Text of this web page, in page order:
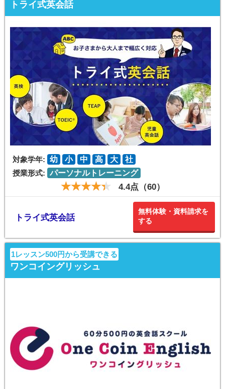
トライ式英会話
対象学年: 幼 小 中 高 大
社
授業形式: パーソナルトレーニング
4.4点（60）
トライ式英会話
無料体験・資料請求を
する
1レッスン500円から受講できる
ワンコイングリッシュ